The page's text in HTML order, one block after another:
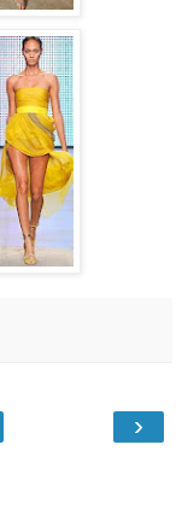
›